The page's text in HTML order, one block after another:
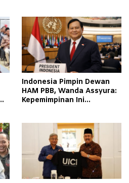
Indonesia Pimpin Dewan
HAM PBB, Wanda Assyura:
Kepemimpinan Ini